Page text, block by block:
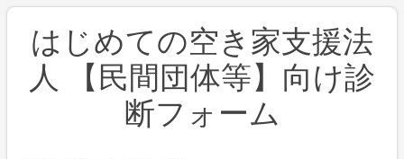
はじめての空き家支援法
人 【民間団体等】向け診
断フォーム